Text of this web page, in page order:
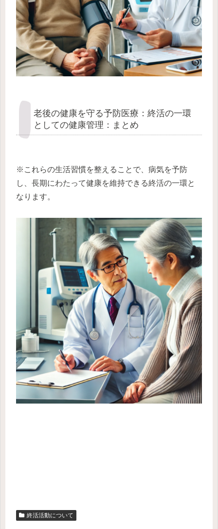
老後の健康を守る予防医療：終活の一環
としての健康管理：まとめ
※これらの生活習慣を整えることで、病気を予防
し、長期にわたって健康を維持できる終活の一環と
なります。
終活活動について